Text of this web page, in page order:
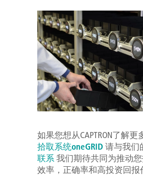
如果您想从CAPTRON了解更
拾取系统oneGRID 请与我们
联系 我们期待共同为推动
效率，正确率和高投资回报